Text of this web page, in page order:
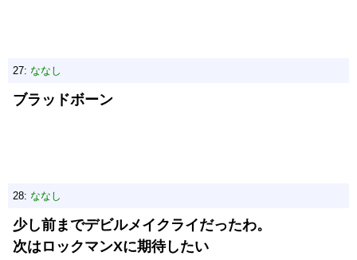
27: ななし
ブラッドボーン
28: ななし
少し前までデビルメイクライだったわ。
次はロックマンXに期待したい